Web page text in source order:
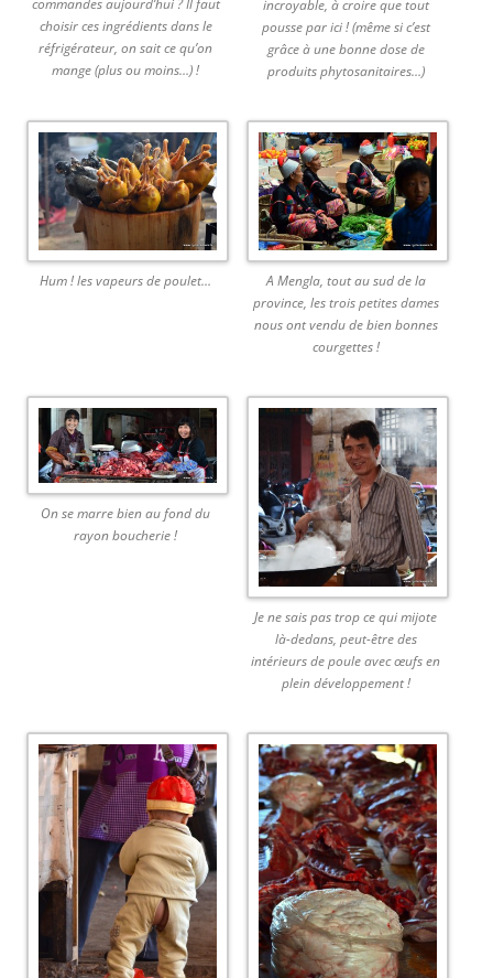
commandes aujourd’hui ? Il faut
choisir ces ingrédients dans le
réfrigérateur, on sait ce qu’on
mange (plus ou moins…) !
incroyable, à croire que tout
pousse par ici ! (même si c’est
grâce à une bonne dose de
produits phytosanitaires…)
Hum ! les vapeurs de poulet…
A Mengla, tout au sud de la
province, les trois petites dames
nous ont vendu de bien bonnes
courgettes !
On se marre bien au fond du
rayon boucherie !
Je ne sais pas trop ce qui mijote
là-dedans, peut-être des
intérieurs de poule avec œufs en
plein développement !